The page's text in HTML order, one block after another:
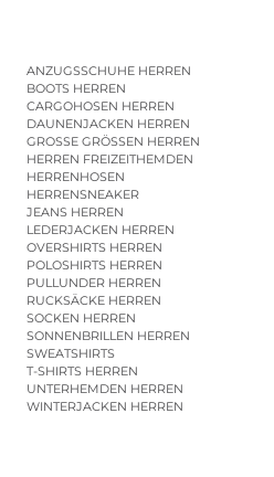
ANZUGSSCHUHE HERREN
BOOTS HERREN
CARGOHOSEN HERREN
DAUNENJACKEN HERREN
GROSSE GRÖSSEN HERREN
HERREN FREIZEITHEMDEN
HERRENHOSEN
HERRENSNEAKER
JEANS HERREN
LEDERJACKEN HERREN
OVERSHIRTS HERREN
POLOSHIRTS HERREN
PULLUNDER HERREN
RUCKSÄCKE HERREN
SOCKEN HERREN
SONNENBRILLEN HERREN
SWEATSHIRTS
T-SHIRTS HERREN
UNTERHEMDEN HERREN
WINTERJACKEN HERREN